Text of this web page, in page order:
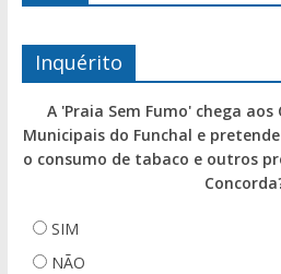
Inquérito
A 'Praia Sem Fumo' chega
Municipais do Funchal e
o consumo de tabaco e outros
SIM
NÃO